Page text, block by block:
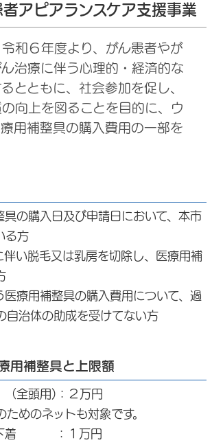
アピアランスケア支援事業
和６年度より、がん患者やが
治療に伴う心理的・経済的な
とともに、社会参加を促し、
向上を図ることを目的に、ウ
用補整具の購入費用の一部を
の購入日及び申請日において、本市
る方
い脱毛又は乳房を切除し、医療用補
療用補整具の購入費用について、過
自治体の助成を受けてない方
用補整具と上限額
全頭用)：２万円
めのネットも対象です。
下着 ：１万円